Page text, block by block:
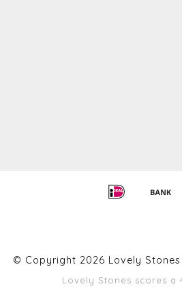
© Copyright 2026 Lovely
Lovely Stones scores a